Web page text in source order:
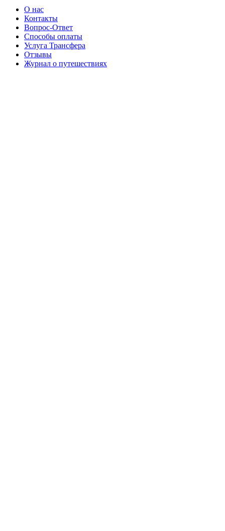
О нас
Контакты
Вопрос-Ответ
Способы оплаты
Услуга Трансфера
Отзывы
Журнал о путешествиях